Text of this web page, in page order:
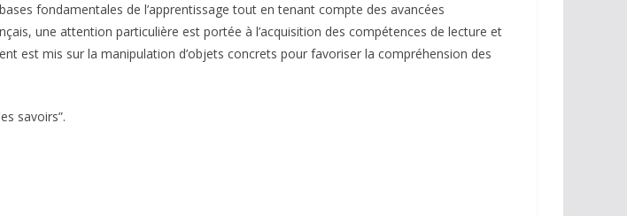
fondamentales de l’apprentissage tout en tenant compte des avancées
une attention particulière est portée à l’acquisition des compétences de lecture et
est mis sur la manipulation d’objets concrets pour favoriser la compréhension des
savoirs”.